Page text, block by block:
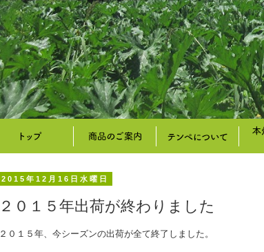
2015年12月16日水曜日
２０１５年出荷が終わりました
２０１５年、今シーズンの出荷が全て終了しました。